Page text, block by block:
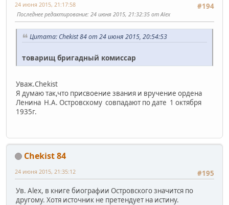
#194
24 июня 2015, 21:17:58
Последнее редактирование: 24 июня 2015, 21:32:35 от Alex
Цитата: Chekist 84 от 24 июня 2015, 20:54:53
товарищ бригадный комиссар
Уваж.Chekist
Я думаю так,что присвоение звания и вручение ордена
Ленина Н.А. Островскому совпадают по дате 1 октября
1935г.
Chekist 84
#195
24 июня 2015, 21:35:12
Ув. Alex, в книге биографии Островского значится по
другому. Хотя источник не претендует на истину.